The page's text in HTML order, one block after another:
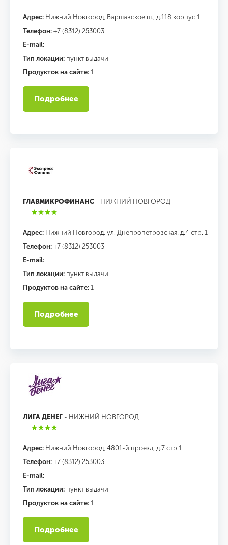
Адрес: Нижний Новгород, Варшавское ш., д.118 корпус 1
Телефон: +7 (8312) 253003
E-mail:
Тип локации: пункт выдачи
Продуктов на сайте: 1
Подробнее
ГЛАВМИКРОФИНАНС - НИЖНИЙ НОВГОРОД
Адрес: Нижний Новгород, ул. Днепропетровская, д.4 стр. 1
Телефон: +7 (8312) 253003
E-mail:
Тип локации: пункт выдачи
Продуктов на сайте: 1
Подробнее
ЛИГА ДЕНЕГ - НИЖНИЙ НОВГОРОД
Адрес: Нижний Новгород, 4801-й проезд, д.7 стр.1
Телефон: +7 (8312) 253003
E-mail:
Тип локации: пункт выдачи
Продуктов на сайте: 1
Подробнее